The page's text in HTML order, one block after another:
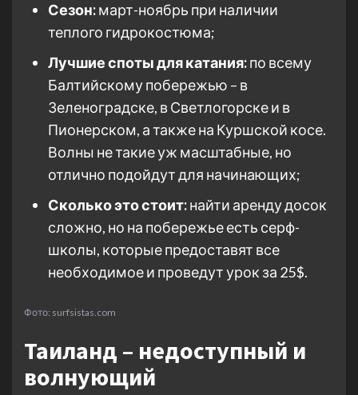
Сезон:март-ноябрь при наличии
теплого гидрокостюма;
Лучшие споты для катания:по всему
Балтийскому побережью – в
Зеленоградске, в Светлогорске и в
Пионерском, а также на Куршской косе.
Волны не такие уж масштабные, но
отлично подойдут для начинающих;
Сколько это стоит:найти аренду досок
сложно, но на побережье есть серф-
школы, которые предоставят все
необходимое и проведут урок за 25$.
Фото: surfsistas.com
Таиланд – недоступный и
волнующий